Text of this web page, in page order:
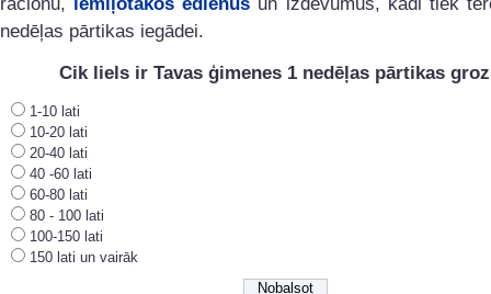
nedēļas pārtikas iegādei.
Cik liels ir Tavas ģimenes 1 nedēļas pārtikas
1-10 lati
10-20 lati
20-40 lati
40 -60 lati
60-80 lati
80 - 100 lati
100-150 lati
150 lati un vairāk